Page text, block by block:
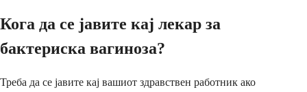
Кога да се јавите кај лекар за
бактериска вагиноза?
Треба да се јавите кај вашиот здравствен работник ако